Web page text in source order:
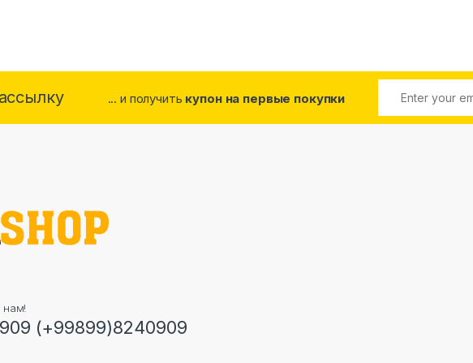
... и получить купон на первые покупки
нам!
(+99899)8240909